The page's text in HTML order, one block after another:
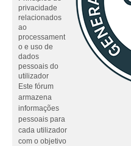
privacidade
relacionados
ao
processament
o e uso de
dados
pessoais do
utilizador
Este fórum
armazena
informações
pessoais para
cada utilizador
com o objetivo